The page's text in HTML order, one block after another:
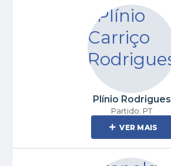
Plínio Rodrigues
Partido: PT
VER MAIS